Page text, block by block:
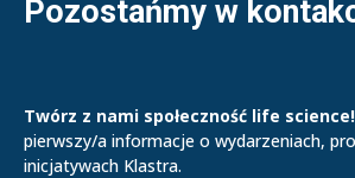
Pozostańmy w
Twórz z nami społeczność life science!
pierwszy/a informacje o wydarzeniach,
inicjatywach Klastra.